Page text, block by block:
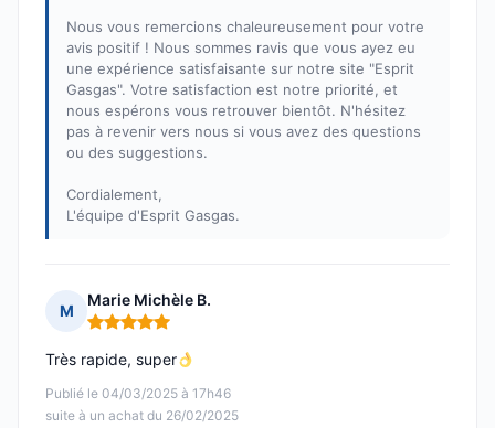
Nous vous remercions chaleureusement pour votre
avis positif ! Nous sommes ravis que vous ayez eu
une expérience satisfaisante sur notre site "Esprit
Gasgas". Votre satisfaction est notre priorité, et
nous espérons vous retrouver bientôt. N'hésitez
pas à revenir vers nous si vous avez des questions
ou des suggestions.
Cordialement,
L'équipe d'Esprit Gasgas.
M
Marie Michèle B.
Note : 5 sur 5
Publié le 04/03/2025 à 17h46
suite à un achat du 26/02/2025
Très rapide, super